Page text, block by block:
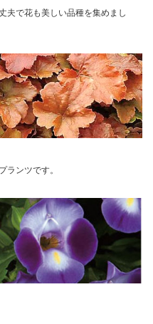
夫で花も美しい品種を集めまし
ランツです。